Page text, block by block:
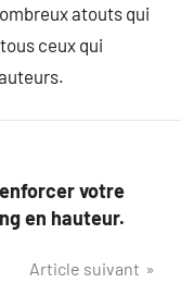
atouts qui
ceux qui
votre
en hauteur.
Article suivant